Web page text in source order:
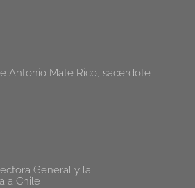
Antonio Mate Rico, sacerdote
General y la
a Chile